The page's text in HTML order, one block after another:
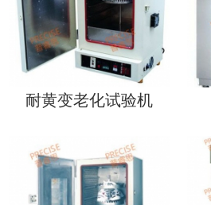
耐黄变老化试验机